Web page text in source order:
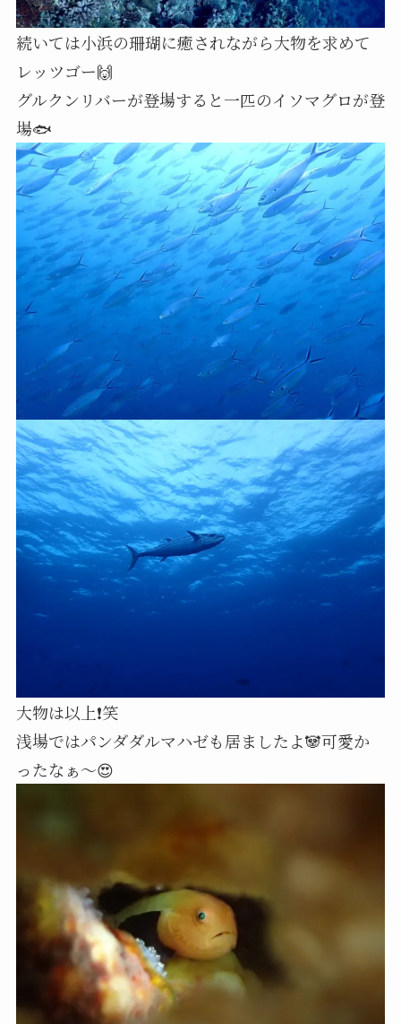
続いては小浜の珊瑚に癒されながら大物を求めて
レッツゴー🙌
グルクンリバーが登場すると一匹のイソマグロが登
場🐟️
大物は以上❗笑
浅場ではパンダダルマハゼも居ましたよ🐼可愛か
ったなぁ～😍